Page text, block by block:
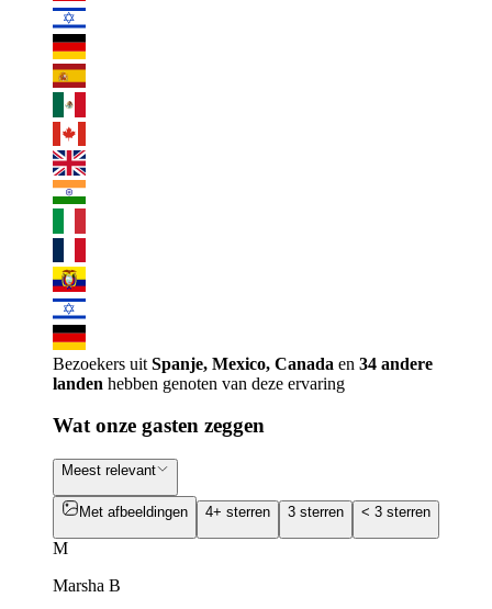
Bezoekers uit Spanje, Mexico, Canada en 34 andere
landen hebben genoten van deze ervaring
Wat onze gasten zeggen
Meest relevant
Met afbeeldingen 4+ sterren 3 sterren < 3 sterren
M
Marsha B